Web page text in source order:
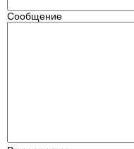
Сообщение